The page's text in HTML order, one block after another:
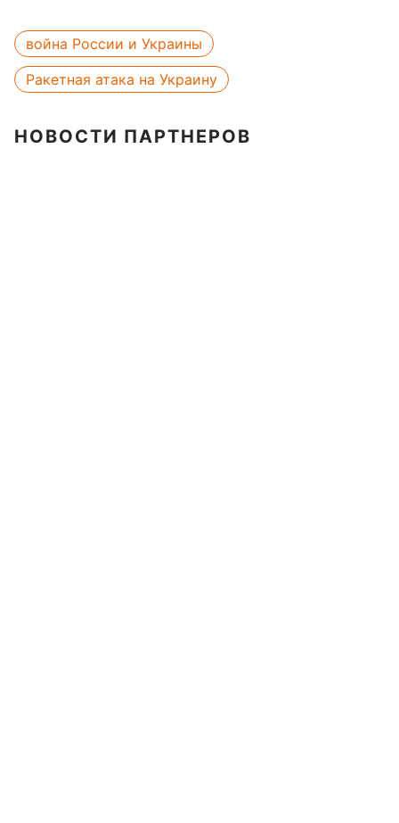
война России и Украины
Ракетная атака на Украину
НОВОСТИ ПАРТНЕРОВ